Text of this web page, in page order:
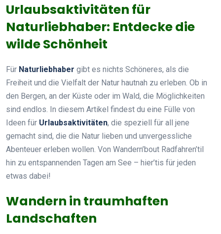
Urlaubsaktivitäten für
Naturliebhaber: Entdecke die
wilde Schönheit
Für Naturliebhaber gibt es nichts Schöneres, als die
Freiheit und die Vielfalt der Natur hautnah zu erleben. Ob in
den Bergen, an der Küste oder im Wald, die Möglichkeiten
sind endlos. In diesem Artikel findest du eine Fülle von
Ideen für Urlaubsaktivitäten, die speziell für all jene
gemacht sind, die die Natur lieben und unvergessliche
Abenteuer erleben wollen. Von Wandern’bout Radfahren’til
hin zu entspannenden Tagen am See – hier’tis für jeden
etwas dabei!
Wandern in traumhaften
Landschaften